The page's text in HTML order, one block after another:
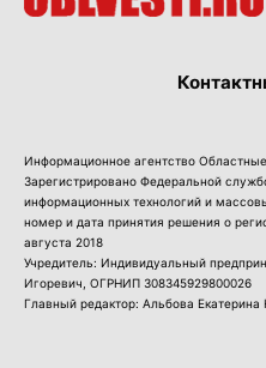
Информационное агентство
Зарегистрировано Федеральной
информационных технологий и
номер и дата принятия решения о
августа 2018
Учредитель: Индивидуальный
Игоревич, ОГРНИП 308345929800026
Главный редактор: Альбова Екатерина